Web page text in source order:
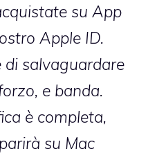
su App
Apple ID.
salvaguardare
e banda.
è completa,
su Mac